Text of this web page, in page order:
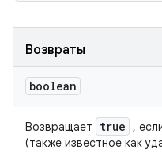
Возвраты
boolean
Возвращает true
,
(также известное как